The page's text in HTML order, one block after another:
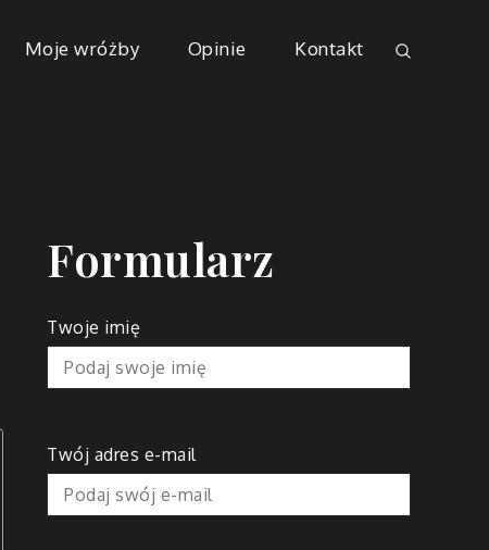
Moje wróżby Opinie Kontakt
Formularz
Twoje imię
Twój adres e-mail